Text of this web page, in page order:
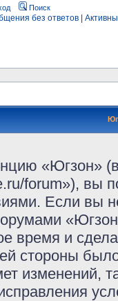
Поиск
без ответов
«Югзон»
forum»), вы
Если вы
время и
стороны
изменений,